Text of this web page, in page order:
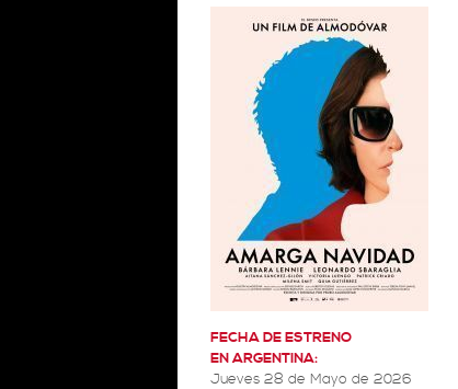
FECHA DE ESTRENO
EN ARGENTINA:
Jueves 28 de Mayo de 2026